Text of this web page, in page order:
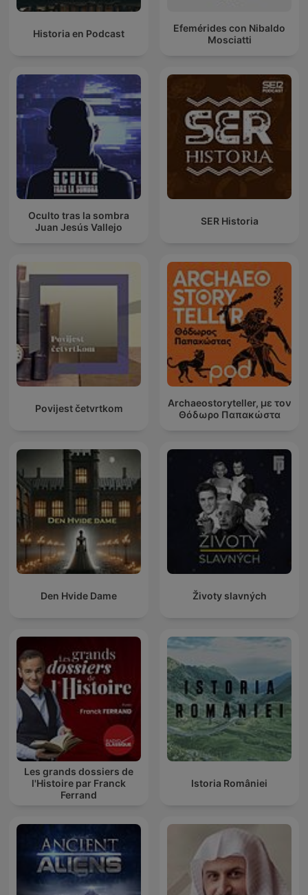
Historia en Podcast
Efemérides con Nibaldo
Mosciatti
Oculto tras la sombra
Juan Jesús Vallejo
SER Historia
Povijest četvrtkom
Archaeostoryteller, με τον
Θόδωρο Παπακώστα
Den Hvide Dame Životy slavných
Les grands dossiers de
l'Histoire par Franck
Ferrand
Istoria României